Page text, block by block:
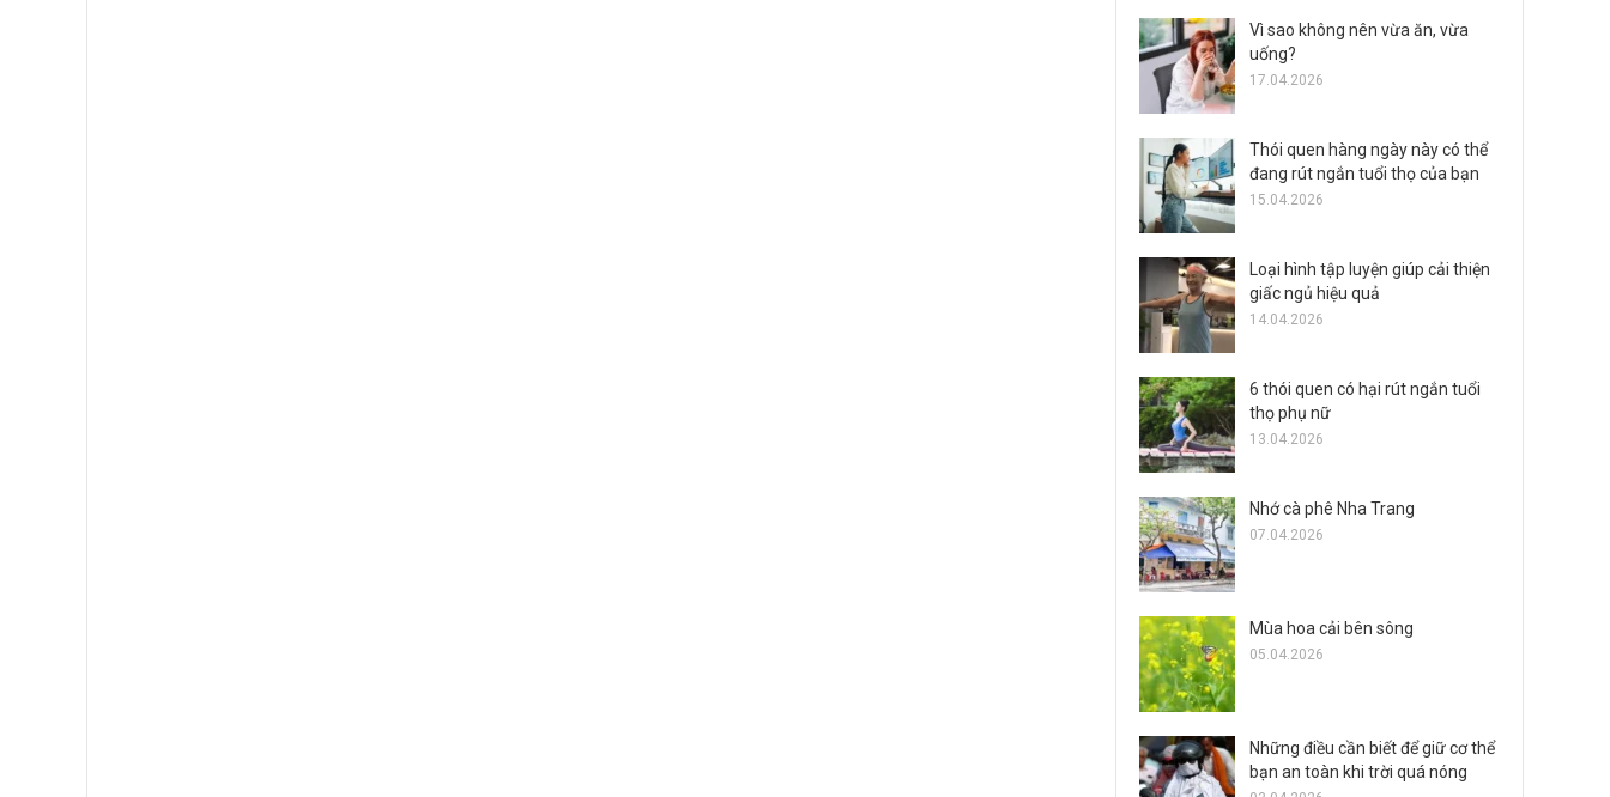
Vì sao không nên vừa ăn, vừa
uống?
17.04.2026
Thói quen hàng ngày này có thể
đang rút ngắn tuổi thọ của bạn
15.04.2026
Loại hình tập luyện giúp cải thiện
giấc ngủ hiệu quả
14.04.2026
6 thói quen có hại rút ngắn tuổi
thọ phụ nữ
13.04.2026
Nhớ cà phê Nha Trang
07.04.2026
Mùa hoa cải bên sông
05.04.2026
Những điều cần biết để giữ cơ thể
bạn an toàn khi trời quá nóng